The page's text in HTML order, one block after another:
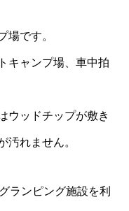
場です。
キャンプ場、車中拍
ウッドチップが敷き
汚れません。
ランピング施設を利